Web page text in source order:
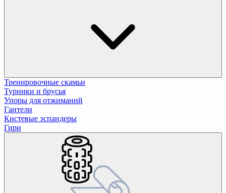
Тренировочные скамьи
Турники и брусья
Упоры для отжиманий
Гантели
Кистевые эспандеры
Гири